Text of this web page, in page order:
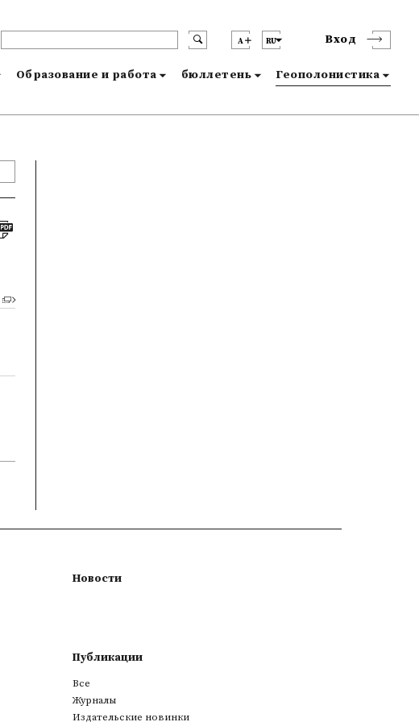
A RU Вход
Образование и работа бюллетень Геополонистика
Новости
Публикации
Все
Журналы
Издательские новинки